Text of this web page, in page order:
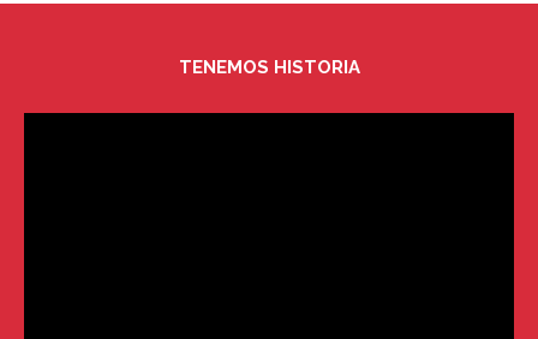
TENEMOS HISTORIA